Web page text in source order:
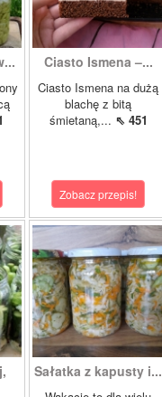
Ciasto Ismena –...
Ciasto Ismena na dużą
blachę z bitą
śmietaną,... ⇖ 451
Zobacz przepis!
Sałatka z kapusty i...